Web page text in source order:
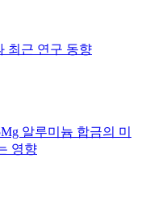
최근 연구 동향
알루미늄 합금의 미
영향